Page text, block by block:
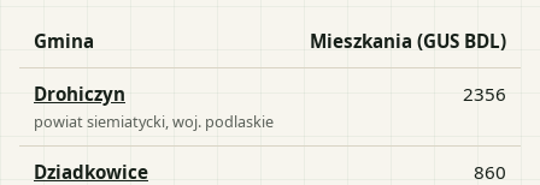
Gmina Mieszkania (GUS BDL)
Drohiczyn
powiatsiemiatycki , woj. podlaskie
2356
Dziadkowice 860